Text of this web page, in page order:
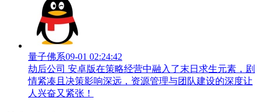
量子佛系09-01 02:24:42
劫后公司 安卓版在策略经营中融入了末日求生元素，剧
情紧凑且决策影响深远，资源管理与团队建设的深度让
人兴奋又紧张！